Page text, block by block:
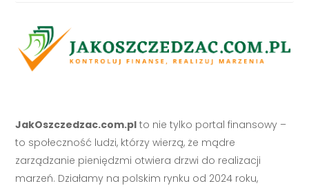
JakOszczedzac.com.pl to nie tylko portal finansowy –
to społeczność ludzi, którzy wierzą, że mądre
zarządzanie pieniędzmi otwiera drzwi do realizacji
marzeń. Działamy na polskim rynku od 2024 roku,